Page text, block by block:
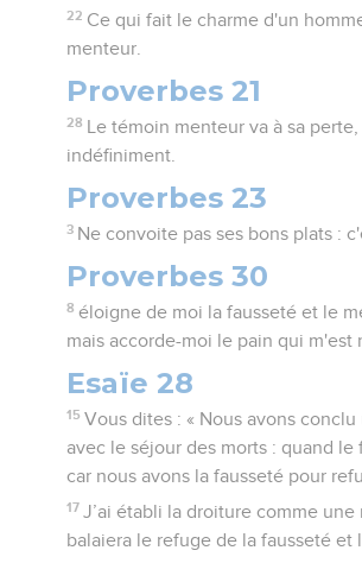
22 Ce qui fait le charme d'un
menteur.
Proverbes 21
28
Le témoin menteur va à sa
indéfiniment.
Proverbes 23
3 Ne convoite pas ses bons plats :
Proverbes 30
8 éloigne de moi la fausseté et le
mais accorde-moi le pain qui m'est
Esaïe 28
15 Vous dites : « Nous avons
avec le séjour des morts : quand le
car nous avons la fausseté pour
17 J’ai établi la droiture comme
balaiera le refuge de la fausseté et